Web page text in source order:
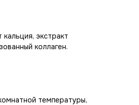
экстракт
коллаген.
температуры,